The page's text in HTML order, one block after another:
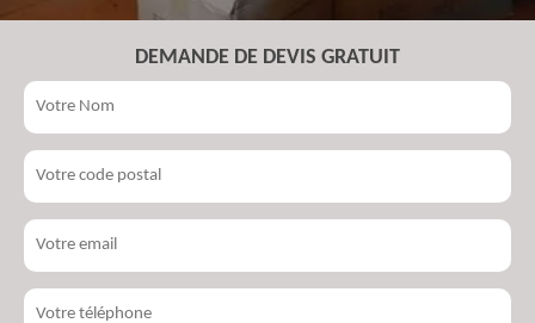
DEMANDE DE DEVIS GRATUIT